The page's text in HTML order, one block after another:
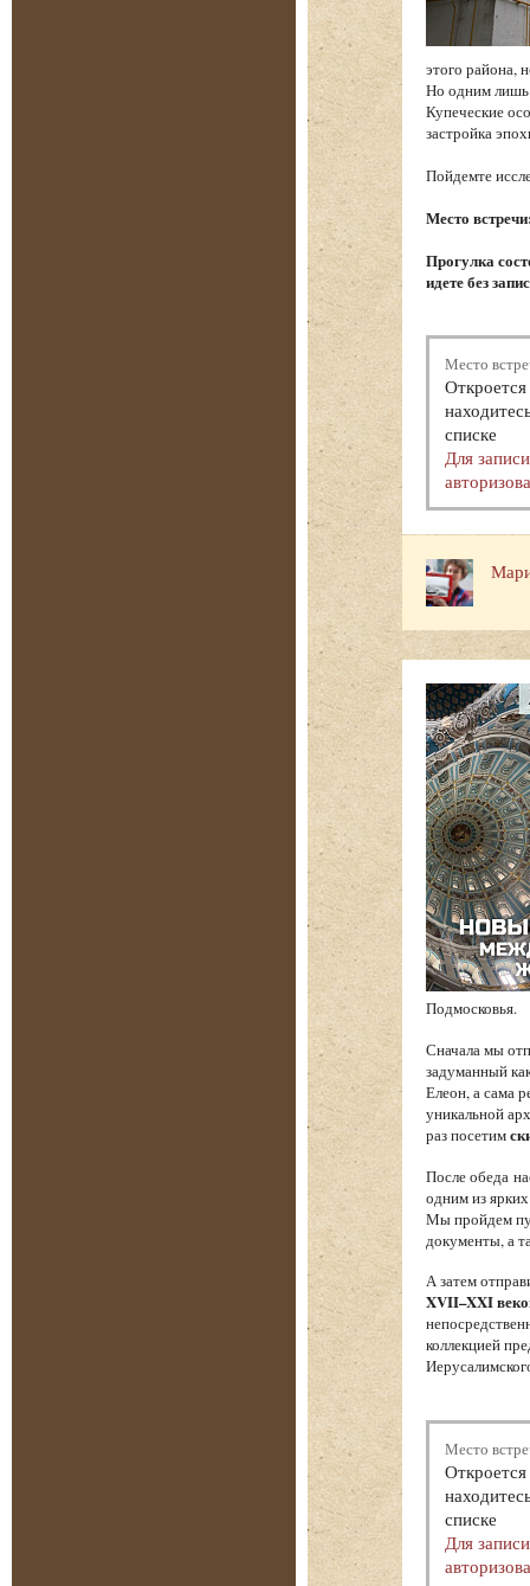
этого района,
Но одним лишь
Купеческие
застройка
Пойдемте
Место
Прогулка
идете без
Место
списке
Для
Подмосковья.
Сначала мы
задуманный
Елеон, а сама
уникальной
раз посетим
После обеда
одним из
Мы пройдем
документы, а
А затем
XVII–XXI
коллекцией
Место
списке
Для